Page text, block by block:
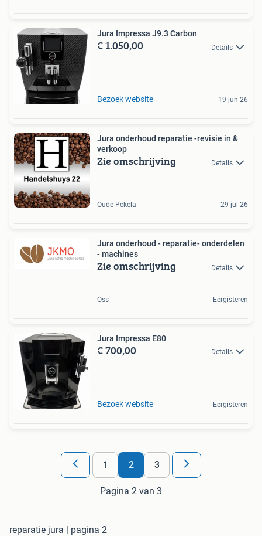
Jura Impressa J9.3 Carbon
€ 1.050,00 Details
Bezoek website 19 jun 26
Jura onderhoud reparatie -revisie in &
verkoop
Zie omschrijving Details
Oude Pekela 29 jul 26
Jura onderhoud - reparatie- onderdelen
- machines
Zie omschrijving Details
Oss Eergisteren
Jura Impressa E80
€ 700,00 Details
Bezoek website Eergisteren
1 2 3
Pagina 2 van 3
reparatie jura | pagina 2